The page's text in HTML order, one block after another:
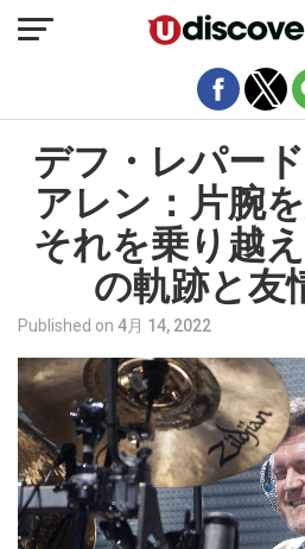
デフ・レパー
アレン：片腕
それを乗り越
の軌跡と友
Published on 4月 14, 2022
モバイルバージ